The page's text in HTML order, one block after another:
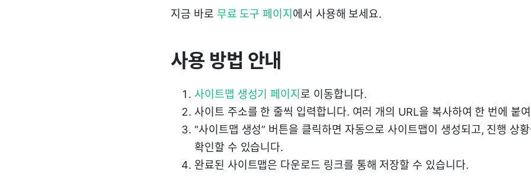
지금 바로 무료 도구 페이지 에서 사용해 보세요.
사용 방법 안내
사이트맵 생성기 페이지로 이동합니다.
사이트 주소를 한 줄씩 입력합니다. 여러 개의 URL을 복사하여 한 번에 붙
“사이트맵 생성” 버튼을 클릭하면 자동으로 사이트맵이 생성되고, 진행 상
확인할 수 있습니다.
완료된 사이트맵은 다운로드 링크를 통해 저장할 수 있습니다.